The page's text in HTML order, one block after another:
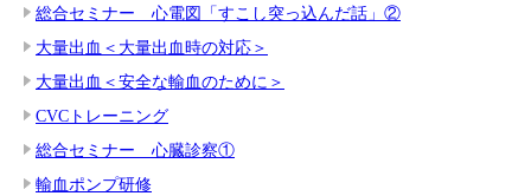
総合セミナー 心電図「すこし突っ込んだ話」②
大量出血＜大量出血時の対応＞
大量出血＜安全な輸血のために＞
CVCトレーニング
総合セミナー 心臓診察①
輸血ポンプ研修